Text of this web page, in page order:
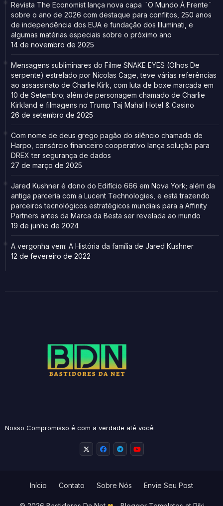
Revista The Economist lança nova capa ¨O Mundo À Frente¨
sobre o ano de 2026 com destaque para conflitos, 250 anos
de independência dos EUA e fundação dos Illuminati, e
algumas matérias especiais sobre o próximo ano
14 de novembro de 2025
Mensagens subliminares do Filme SNAKE EYES (Olhos De
serpente) estrelado por Nicolas Cage, teve várias referências
ao assassinato de Charlie Kirk, com luta de boxe marcada em
10 de Setembro; além de personagem chamado de Charlie
Kirkland e filmagens no Trump Taj Mahal Hotel & Casino
26 de setembro de 2025
Com nome de deus grego pagão do silêncio chamado de
Harpo, consórcio financeiro cooperativo lança solução para
DREX ter segurança de dados
27 de março de 2025
Jared Kushner é dono do Edifício 666 em Nova York; além da
antiga parceria com a Lucent Technologies, e está trazendo
parceiros tecnológicos estratégicos mundiais para a Affinity
Partners antes da Marca da Besta ser revelada ao mundo
19 de junho de 2024
A vergonha vem: A História da família de Jared Kushner
12 de fevereiro de 2022
Nosso Compromisso é com a verdade até você
Início Contato Sobre Nós Envie Seu Post